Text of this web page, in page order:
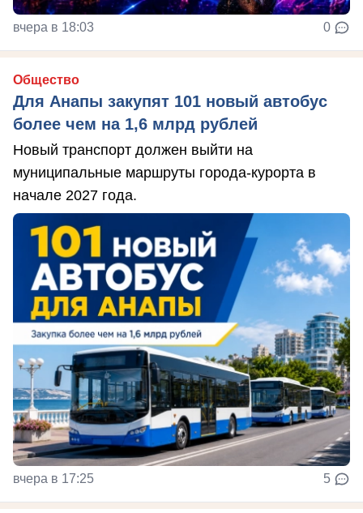
вчера в 18:03 0
Общество
Для Анапы закупят 101 новый автобус
более чем на 1,6 млрд рублей
Новый транспорт должен выйти на
муниципальные маршруты города-курорта в
начале 2027 года.
вчера в 17:25 5